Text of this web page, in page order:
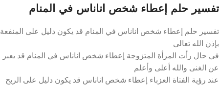
تفسير حلم إعطاء شخص اناناس في المنام
تفسير حلم إعطاء شخص اناناس في المنام قد يكون دليل على المنفعة
بإذن الله تعالى
في حال رأت المرأة المتزوجة إعطاء شخص اناناس في المنام قد يعبر
عن الغنى والله أعلى وأعلم
عند رؤية الفتاة العزباء إعطاء شخص اناناس قد يكون دليل على الربح